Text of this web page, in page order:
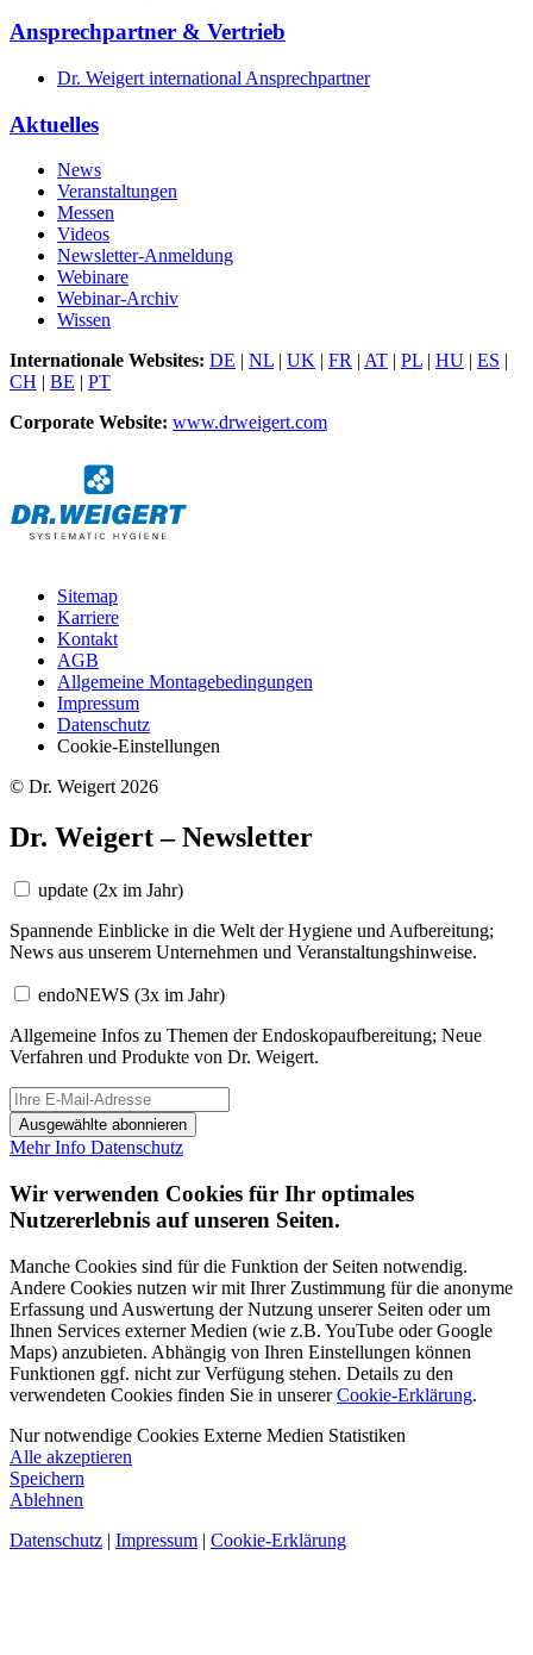
Ansprechpartner & Vertrieb
Dr. Weigert international Ansprechpartner
Aktuelles
News
Veranstaltungen
Messen
Videos
Newsletter-Anmeldung
Webinare
Webinar-Archiv
Wissen
Internationale Websites: DE | NL | UK | FR | AT | PL | HU | ES |
CH | BE | PT
Corporate Website: www.drweigert.com
Sitemap
Karriere
Kontakt
AGB
Allgemeine Montagebedingungen
Impressum
Datenschutz
Cookie-Einstellungen
© Dr. Weigert 2026
Dr. Weigert – Newsletter
update (2x im Jahr)
Spannende Einblicke in die Welt der Hygiene und Aufbereitung;
News aus unserem Unternehmen und Veranstaltungshinweise.
endoNEWS (3x im Jahr)
Allgemeine Infos zu Themen der Endoskopaufbereitung; Neue
Verfahren und Produkte von Dr. Weigert.
Ausgewählte abonnieren
Mehr Info Datenschutz
Wir verwenden Cookies für Ihr optimales
Nutzererlebnis auf unseren Seiten.
Manche Cookies sind für die Funktion der Seiten notwendig.
Andere Cookies nutzen wir mit Ihrer Zustimmung für die anonyme
Erfassung und Auswertung der Nutzung unserer Seiten oder um
Ihnen Services externer Medien (wie z.B. YouTube oder Google
Maps) anzubieten. Abhängig von Ihren Einstellungen können
Funktionen ggf. nicht zur Verfügung stehen. Details zu den
verwendeten Cookies finden Sie in unsererCookie-Erklärung.
Nur notwendige Cookies Externe Medien Statistiken
Alle akzeptieren
Speichern
Ablehnen
Datenschutz | Impressum | Cookie-Erklärung